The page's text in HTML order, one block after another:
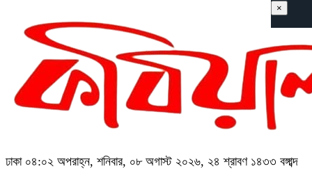
ঢাকা ০৪:০২ অপরাহ্ন, শনিবার, ০৮ অগাস্ট ২০২৬, ২৪ শ্রাবণ ১৪৩৩ বঙ্গাব্দ
×